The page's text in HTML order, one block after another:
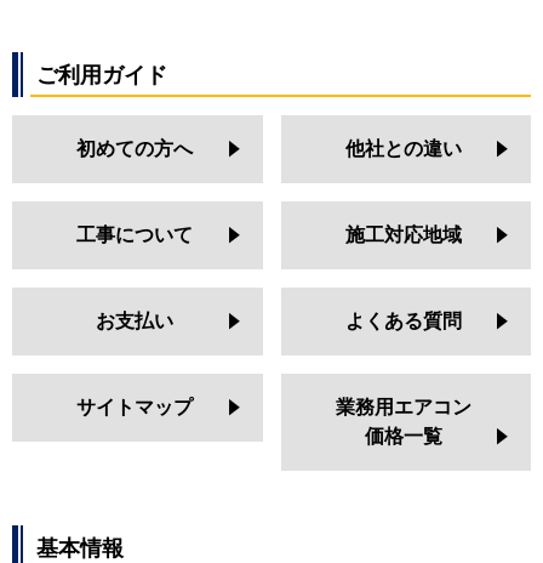
ご利用ガイド
初めての方へ 他社との違い
工事について 施工対応地域
お支払い よくある質問
サイトマップ
業務用エアコン
価格一覧
基本情報